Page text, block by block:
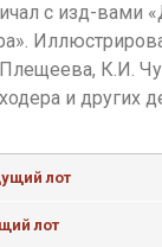
с изд-вами
К.И.
и других
лот
лот